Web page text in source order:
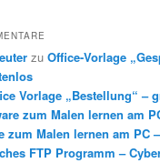
zuOffice-Vorlage
Vorlage „Bestellung“ –
zum Malen lernen am
zum Malen lernen am PC
FTP Programm –